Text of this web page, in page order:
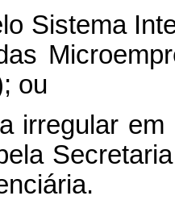
Sistema
ou
irregular